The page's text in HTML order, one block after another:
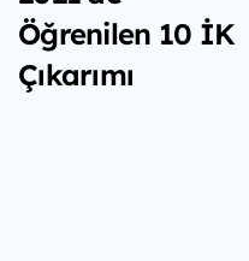
Öğrenilen 10 İK
Çıkarımı